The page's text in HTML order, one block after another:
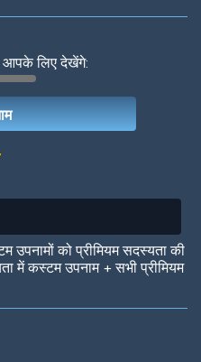
Cats
आपके लिए देखेंगे:
को प्रीमियम सदस्यता की
में कस्टम उपनाम + सभी प्रीमियम